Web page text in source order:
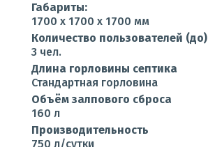
Габариты:
1700 x 1700 x 1700 мм
Количество пользователей (до)
3 чел.
Длина горловины септика
Стандартная горловина
Объём залпового сброса
160 л
Производительность
750 л/сутки